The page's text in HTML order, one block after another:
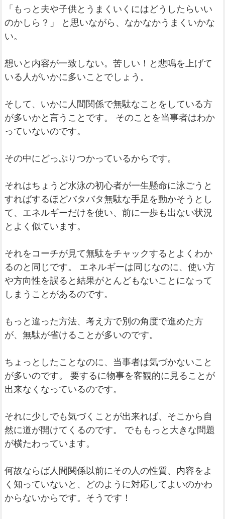
「もっと夫や子供とうまくいくにはどうしたらいい
のかしら？」 と思いながら、なかなかうまくいかな
い。
想いと内容が一致しない。苦しい！と悲鳴を上げて
いる人がいかに多いことでしょう。
そして、いかに人間関係で無駄なことをしている方
が多いかと言うことです。 そのことを当事者はわか
っていないのです。
その中にどっぷりつかっているからです。
それはちょうど水泳の初心者が一生懸命に泳ごうと
すればするほどバタバタ無駄な手足を動かそうとし
て、エネルギーだけを使い、前に一歩も出ない状況
とよく似ています。
それをコーチが見て無駄をチャックするとよくわか
るのと同じです。 エネルギーは同じなのに、使い方
や方向性を誤ると結果がとんどもないことになって
しまうことがあるのです。
もっと違った方法、考え方で別の角度で進めた方
が、無駄が省けることが多いのです。
ちょっとしたことなのに、当事者は気づかないこと
が多いのです。 要するに物事を客観的に見ることが
出来なくなっているのです。
それに少しでも気づくことが出来れば、そこから自
然に道が開けてくるのです。 でももっと大きな問題
が横たわっています。
何故ならば人間関係以前にその人の性質、内容をよ
く知っていないと、どのように対応してよいのかわ
からないからです。そうです！